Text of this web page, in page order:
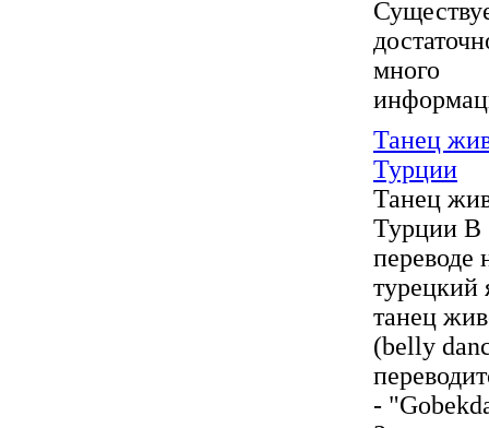
много
Танец
Турции
Танец
Турции В
переводе
турецкий
танец
(belly
-